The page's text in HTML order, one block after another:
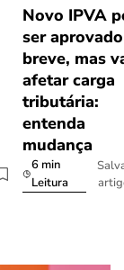
Novo IPVA
ser
breve, mas
afetar carga
tributária:
entenda
mudança
6 min
Leitura